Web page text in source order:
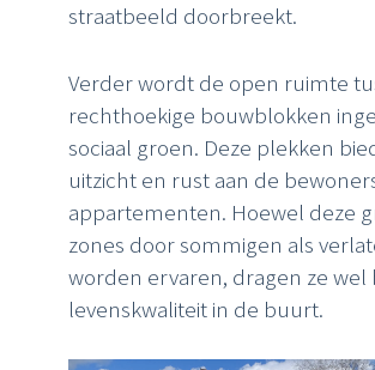
straatbeeld doorbreekt.
Verder wordt de open ruimte
rechthoekige bouwblokken
sociaal groen. Deze plekken
uitzicht en rust aan de
appartementen. Hoewel deze
zones door sommigen als
worden ervaren, dragen ze wel
levenskwaliteit in de buurt.